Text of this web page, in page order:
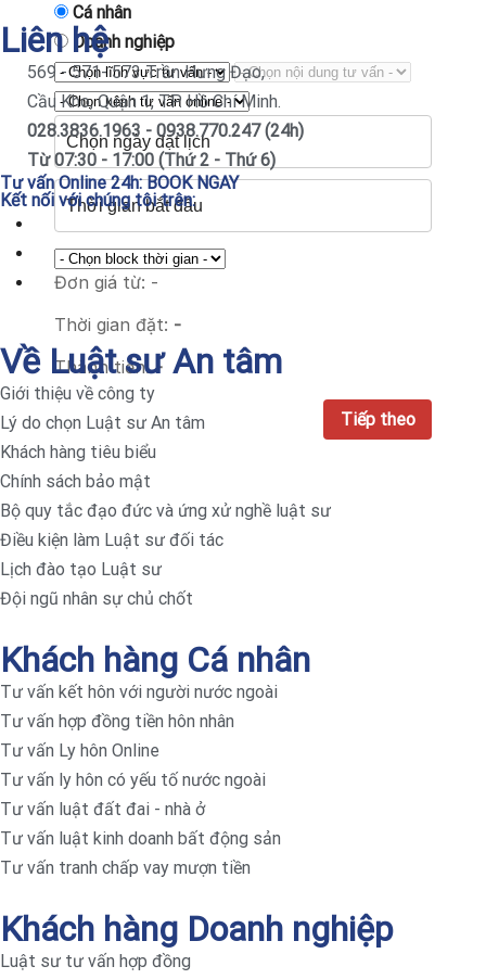
Cá nhân
Doanh nghiệp
Đơn giá từ: -
Thời gian đặt: -
Thành tiền:-
Liên hệ
569 - 571- 573 Trần Hưng Đạo,
Cầu Kho, Quận 1, TP. Hồ Chí Minh.
028.3836.1963 - 0938.770.247 (24h)
Từ 07:30 - 17:00 (Thứ 2 - Thứ 6)
Tư vấn Online 24h:BOOK NGAY
Kết nối với chúng tôi trên:
Về Luật sư An tâm
Giới thiệu về công ty
Lý do chọn Luật sư An tâm
Khách hàng tiêu biểu
Chính sách bảo mật
Bộ quy tắc đạo đức và ứng xử nghề luật sư
Điều kiện làm Luật sư đối tác
Lịch đào tạo Luật sư
Đội ngũ nhân sự chủ chốt
Khách hàng Cá nhân
Tư vấn kết hôn với người nước ngoài
Tư vấn hợp đồng tiền hôn nhân
Tư vấn Ly hôn Online
Tư vấn ly hôn có yếu tố nước ngoài
Tư vấn luật đất đai - nhà ở
Tư vấn luật kinh doanh bất động sản
Tư vấn tranh chấp vay mượn tiền
Khách hàng Doanh nghiệp
Luật sư tư vấn hợp đồng